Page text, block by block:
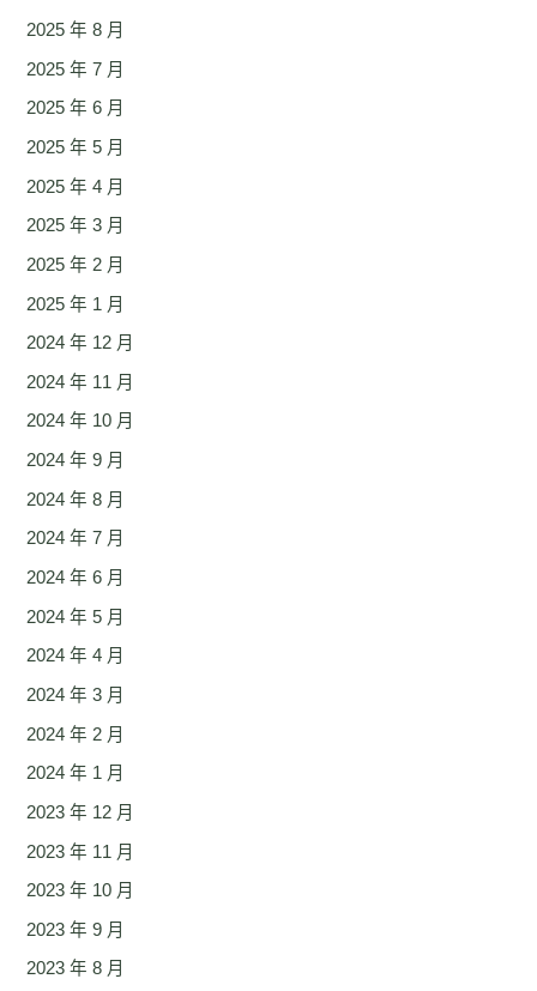
2025 年 8 月
2025 年 7 月
2025 年 6 月
2025 年 5 月
2025 年 4 月
2025 年 3 月
2025 年 2 月
2025 年 1 月
2024 年 12 月
2024 年 11 月
2024 年 10 月
2024 年 9 月
2024 年 8 月
2024 年 7 月
2024 年 6 月
2024 年 5 月
2024 年 4 月
2024 年 3 月
2024 年 2 月
2024 年 1 月
2023 年 12 月
2023 年 11 月
2023 年 10 月
2023 年 9 月
2023 年 8 月